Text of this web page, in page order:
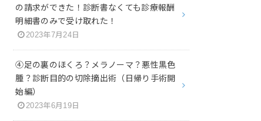
の請求ができた！診断書なくても診療報酬
明細書のみで受け取れた！
2023年7月24日
④足の裏のほくろ？メラノーマ？悪性黒色
腫？診断目的の切除摘出術（日帰り手術開
始編）
2023年6月19日